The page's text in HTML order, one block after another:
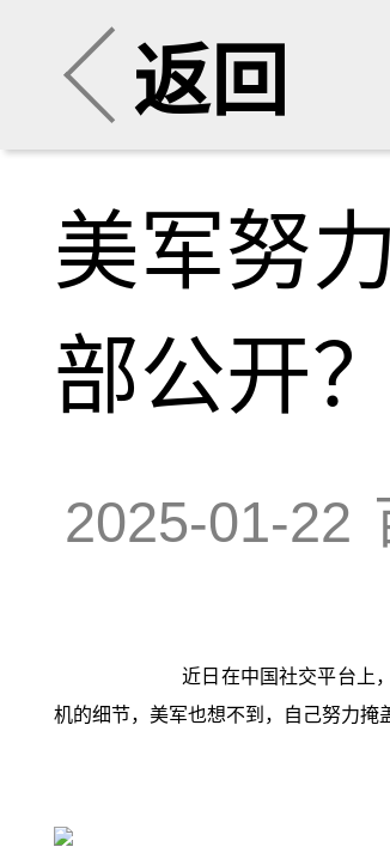
返回
美军努
部公开？
2025-01-22
近日在中国社交平台上
机的细节，美军也想不到，自己努力掩